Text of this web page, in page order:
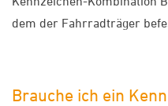
dem der Fahrradträger
Brauche ich ein